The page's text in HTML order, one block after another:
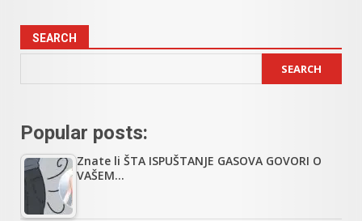
SEARCH
SEARCH
Popular posts:
Znate li ŠTA ISPUŠTANJE GASOVA GOVORI O
VAŠEM…